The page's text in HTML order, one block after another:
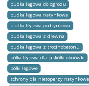
budka lęgowa do ogrodu
budka lęgowa natynkowa
budka lęgowa podtynkowa
budka lęgowa z drewna
budka lęgowa z trocinobetonu
półka lęgowa dla jaskółki oknówki
półki lęgowe
schrony dla nietoperzy natynkowe